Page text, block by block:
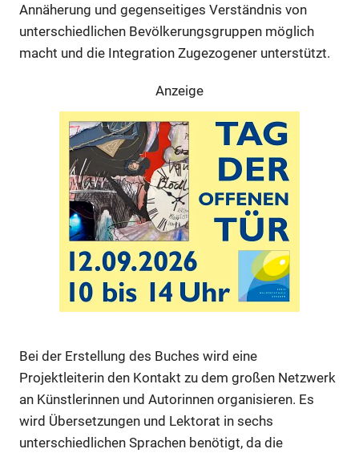
Anzeige
Annäherung und gegenseitiges Verständnis von
unterschiedlichen Bevölkerungsgruppen möglich
macht und die Integration Zugezogener unterstützt.
Anzeige
Bei der Erstellung des Buches wird eine
Projektleiterin den Kontakt zu dem großen Netzwerk
an Künstlerinnen und Autorinnen organisieren. Es
wird Übersetzungen und Lektorat in sechs
unterschiedlichen Sprachen benötigt, da die